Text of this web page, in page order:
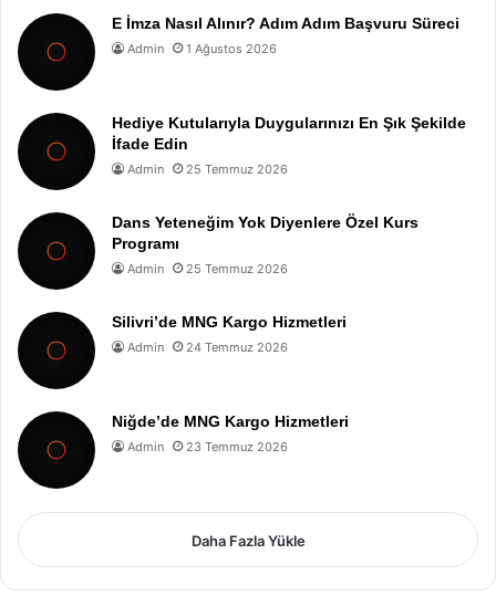
E İmza Nasıl Alınır? Adım Adım Başvuru Süreci
Admin 1 Ağustos 2026
Hediye Kutularıyla Duygularınızı En Şık Şekilde
İfade Edin
Admin 25 Temmuz 2026
Dans Yeteneğim Yok Diyenlere Özel Kurs
Programı
Admin 25 Temmuz 2026
Silivri’de MNG Kargo Hizmetleri
Admin 24 Temmuz 2026
Niğde’de MNG Kargo Hizmetleri
Admin 23 Temmuz 2026
Daha Fazla Yükle